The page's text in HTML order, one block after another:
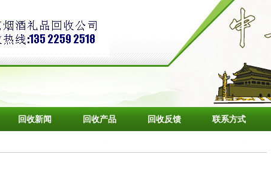
回收新闻 回收产品 回收反馈 联系方式